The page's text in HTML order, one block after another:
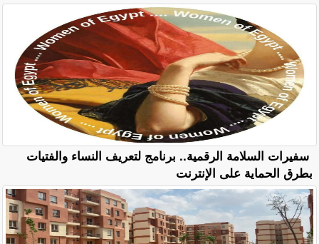
سفيرات السلامة الرقمية.. برنامج لتعريف النساء والفتيات
بطرق الحماية على الإنترنت